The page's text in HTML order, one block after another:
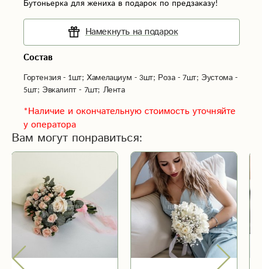
Бутоньерка для жениха в подарок по предзаказу!
Намекнуть на подарок
Состав
Гортензия - 1шт; Хамелациум - 3шт; Роза - 7шт; Эустома -
5шт; Эвкалипт - 7шт; Лента
*Наличие и окончательную стоимость уточняйте
у оператора
Вам могут понравиться: